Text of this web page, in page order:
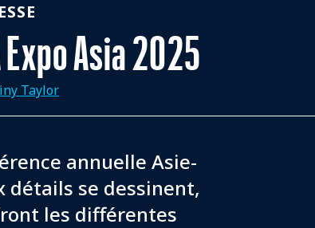
Asia 2025
Taylor
annuelle Asie-
détails se dessinent,
les différentes